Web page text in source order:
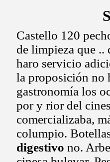
Castello 120
de limpieza que ..
haro servicio
la proposición no
gastronomía los
por y rior del
comercializaba,
columpio.
digestivo no.